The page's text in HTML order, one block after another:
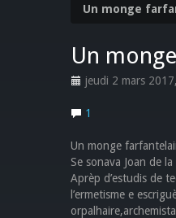
Un monge
Un
jeudi 2 mars 2017,
1
Un monge
Se sonava Joan de
Aprèp d’estudis de
l’ermetisme e